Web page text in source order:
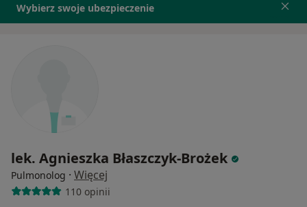
Wybierz swoje ubezpieczenie
lek. Agnieszka Błaszczyk-Brożek
Pulmonolog · Więcej
110 opinii